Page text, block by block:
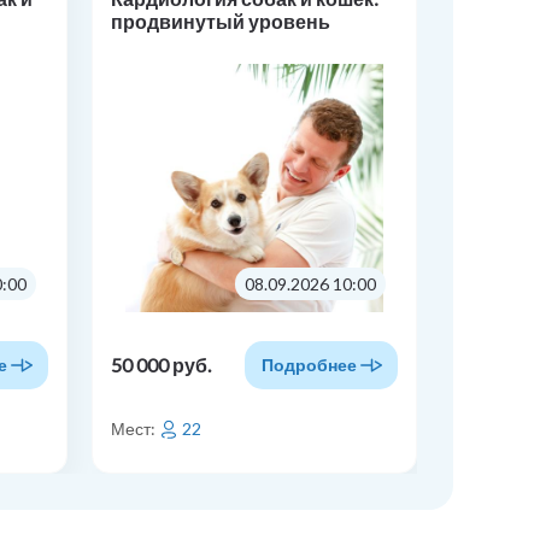
продвинутый уровень
08.09.2026 10:00
50 000 руб. Подробнее
Мест: 22